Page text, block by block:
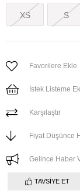
XS S
Favorilere Ekle
İstek Listeme
Karşılaştır
Fiyat Düşünce
Gelince Haber
TAVSIYE ET